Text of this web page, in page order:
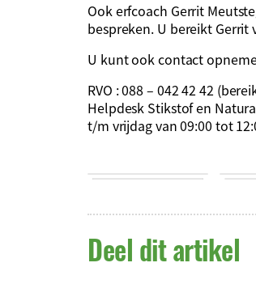
Ook erfcoach Gerrit
bespreken. U bereikt Gerrit
U kunt ook contact
RVO : 088 – 042 42 42
Helpdesk Stikstof en
t/m vrijdag van 09:00 tot
Deel dit artikel